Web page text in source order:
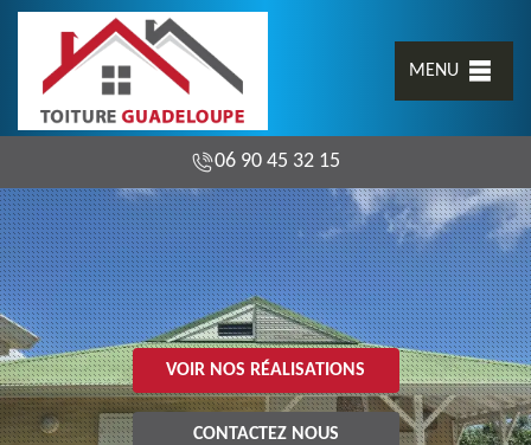
MENU
06 90 45 32 15
VOIR NOS RÉALISATIONS
CONTACTEZ NOUS